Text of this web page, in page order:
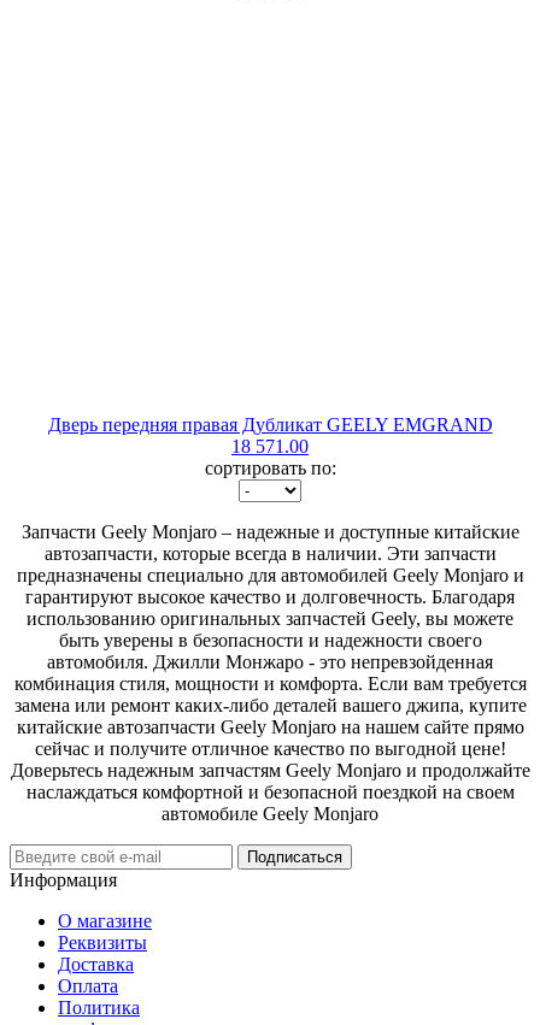
Дверь передняя правая Дубликат GEELY EMGRAND
18 571.00
сортировать по:
Запчасти Geely Monjaro – надежные и доступные китайские
автозапчасти, которые всегда в наличии. Эти запчасти
предназначены специально для автомобилей Geely Monjaro и
гарантируют высокое качество и долговечность. Благодаря
использованию оригинальных запчастей Geely, вы можете
быть уверены в безопасности и надежности своего
автомобиля. Джилли Монжаро - это непревзойденная
комбинация стиля, мощности и комфорта. Если вам требуется
замена или ремонт каких-либо деталей вашего джипа, купите
китайские автозапчасти Geely Monjaro на нашем сайте прямо
сейчас и получите отличное качество по выгодной цене!
Доверьтесь надежным запчастям Geely Monjaro и продолжайте
наслаждаться комфортной и безопасной поездкой на своем
автомобиле Geely Monjaro
Подписаться
Информация
О магазине
Реквизиты
Доставка
Оплата
Политика